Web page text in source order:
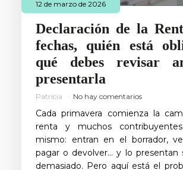
12 de marzo de 2026
Declaración de la
fechas, quién está
qué debes revisar
presentarla
Patricia No hay comentarios
Cada primavera comienza la
renta y muchos
mismo: entran en el borrador,
pagar o devolver… y lo presentan
demasiado. Pero aquí está el